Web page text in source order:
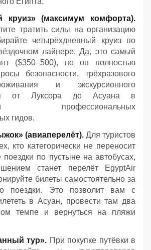
круиз» (максимум комфорта).
тратить силы на организацию
четырёхдневный круиз по
лайнере. Да, это самый
($350–500), но он полностью
безопасности, трёхразового
и экскурсионного
от Луксора до Асуана в
профессиональных
гидов.
(авиаперелёт). Для туристов
кто категорически не переносит
поездки по пустыне на автобусах,
станет перелёт EgyptAir
билеты самостоятельно за
поездки. Это позволит вам с
в Асуан, провести там два
темпе и вернуться на пляжи
тур». При покупке путёвки в